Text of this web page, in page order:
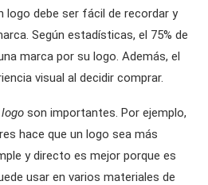
logo debe ser fácil de recordar y
Según estadísticas, el 75% de
marca por su logo. Además, el
visual al decidir comprar.
son importantes. Por ejemplo,
hace que un logo sea más
y directo es mejor porque es
usar en varios materiales de